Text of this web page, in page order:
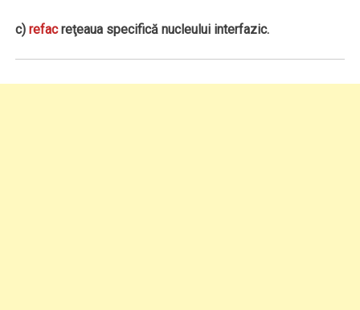
c) refacreţeaua specifică nucleului interfazic.